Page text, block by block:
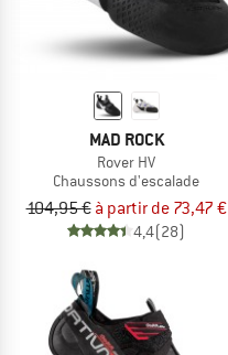
MAD ROCK
Rover HV
Chaussons d'escalade
104,95 € à partir de 73,47 €
4,4(28)